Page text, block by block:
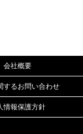
会社概要
するお問い合わせ
情報保護方針